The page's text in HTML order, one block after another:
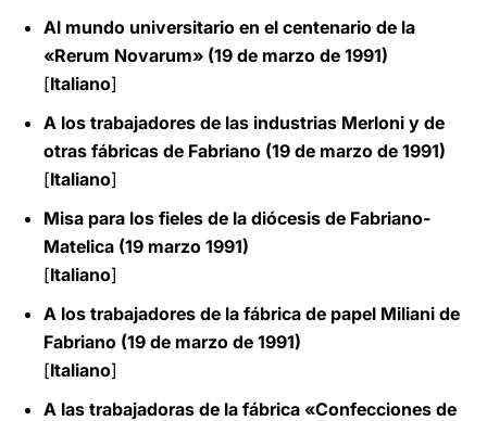
Al mundo universitario en el centenario de la
«Rerum Novarum» (19 de marzo de 1991)
[Italiano]
A los trabajadores de las industrias Merloni y de
otras fábricas de Fabriano (19 de marzo de 1991)
[Italiano]
Misa para los fieles de la diócesis de Fabriano-
Matelica (19 marzo 1991)
[Italiano]
A los trabajadores de la fábrica de papel Miliani de
Fabriano (19 de marzo de 1991)
[Italiano]
A las trabajadoras de la fábrica «Confecciones de